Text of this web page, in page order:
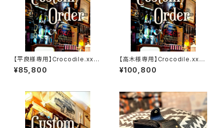
【平良様専用】Crocodile.xxx.
ORIENTAL-BLUE.Edition// J
ACK.RIDE.MSW
¥85,800
【高木様専用】Crocodile.xx
x."HIMARAYA".Edition// JAC
K.RIDE.SSW
¥100,800